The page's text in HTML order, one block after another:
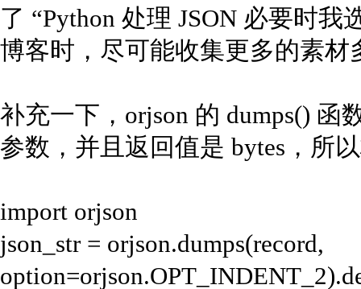
了 “Python 处理 JSON 必要时我
博客时，尽可能收集更多的素材
补充一下，orjson 的 dumps() 函
参数，并且返回值是 bytes，所
import orjson
json_str = orjson.dumps(record,